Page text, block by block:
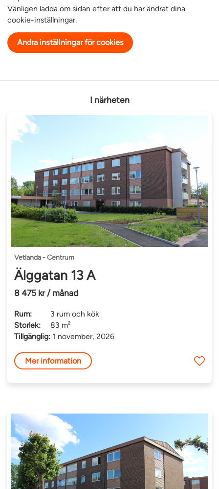
Vänligen ladda om sidan efter att du har ändrat dina
cookie-inställningar.
Andra inställningar för cookies
I närheten
Vetlanda - Centrum
Älggatan 13 A
8 475 kr / månad
Rum:
3 rum och kök
Storlek:
83 m²
Tillgänglig: 1 november, 2026
Mer information